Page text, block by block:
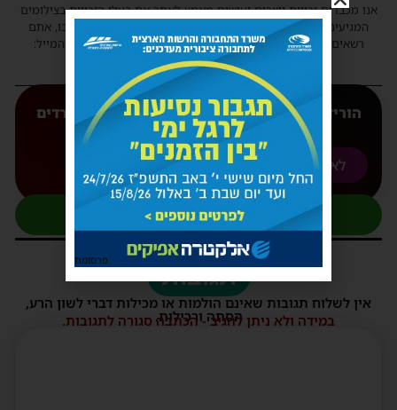
אנו מכבדים זכויות יוצרים ועושים מאמץ לאתר את בעלי הזכויות בצילומים
המגיעים לידינו. אם זיהיתים בפרסומינו צילום שיש לכם זכויות בו, אתם
רשאים לפנות אלינו ולבקש לחדול מהשימוש באמצעות כתובת המייל:
haredim.ashdod@gmail.com
הורידו עכשיו את האפליקצייה המובילה של 'חרדים
אשדוד' אליכם לנייד
לאנדורואיד
לאפל
להצטרפות לקבוצת העדכונים בוואטסאפ
תגובות
אין לשלוח תגובות שאינם הולמות או מכילות דברי לשון הרע,
הסתה ורכילות.
במידה ולא ניתן להגיב - הכתבה סגורה לתגובות.
פרסומת